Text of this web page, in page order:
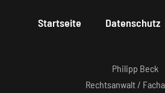
Startseite Datenschutz
Philipp Beck
Rechtsanwalt /